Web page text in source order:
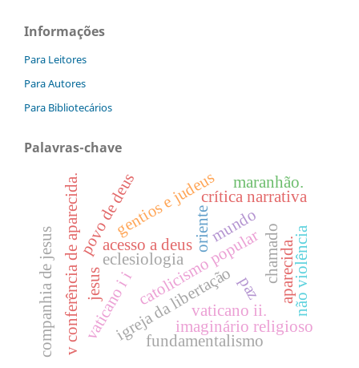
Informações
Para Leitores
Para Autores
Para Bibliotecários
Palavras-chave
acesso a deus
jesus
gentios e judeus
catolicismo popular
igreja da libertação
v conferência de aparecida. oriente
eclesiologia
crítica narrativa
imaginário religioso
fundamentalismo
chamado
povo de deus
vaticano ii.
vaticano i i aparecida.não violência
paz
mundo
companhia de jesus
maranhão.